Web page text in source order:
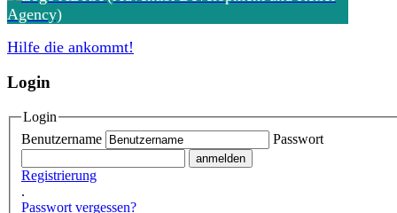
Hilfe die ankommt!
Login
Login
Benutzername
Passwort
Registrierung
.
Passwort vergessen?